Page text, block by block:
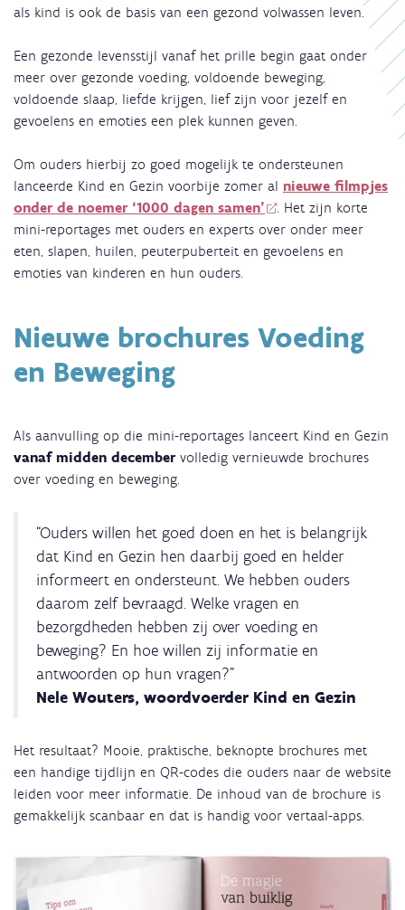
als kind is ook de basis van een gezond volwassen leven.
Een gezonde levensstijl vanaf het prille begin gaat onder
meer over gezonde voeding, voldoende beweging,
voldoende slaap, liefde krijgen, lief zijn voor jezelf en
gevoelens en emoties een plek kunnen geven.
Om ouders hierbij zo goed mogelijk te ondersteunen
lanceerde Kind en Gezin voorbije zomer al nieuwe filmpjes
onder de noemer ‘1000 dagen samen’
. Het zijn korte
mini-reportages met ouders en experts over onder meer
eten, slapen, huilen, peuterpuberteit en gevoelens en
emoties van kinderen en hun ouders.
Nieuwe brochures Voeding
en Beweging
Als aanvulling op die mini-reportages lanceert Kind en Gezin
vanaf midden decembervolledig vernieuwde brochures
over voeding en beweging.
“Ouders willen het goed doen en het is belangrijk
dat Kind en Gezin hen daarbij goed en helder
informeert en ondersteunt. We hebben ouders
daarom zelf bevraagd. Welke vragen en
bezorgdheden hebben zij over voeding en
beweging? En hoe willen zij informatie en
antwoorden op hun vragen?”
Nele Wouters, woordvoerder Kind en Gezin
Het resultaat? Mooie, praktische, beknopte brochures met
een handige tijdlijn en QR-codes die ouders naar de website
leiden voor meer informatie. De inhoud van de brochure is
gemakkelijk scanbaar en dat is handig voor vertaal-apps.